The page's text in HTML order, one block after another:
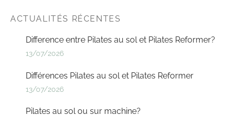
ACTUALITÉS RÉCENTES
Difference entre Pilates au sol et Pilates Reformer?
13/07/2026
Différences Pilates au sol et Pilates Reformer
13/07/2026
Pilates au sol ou sur machine?